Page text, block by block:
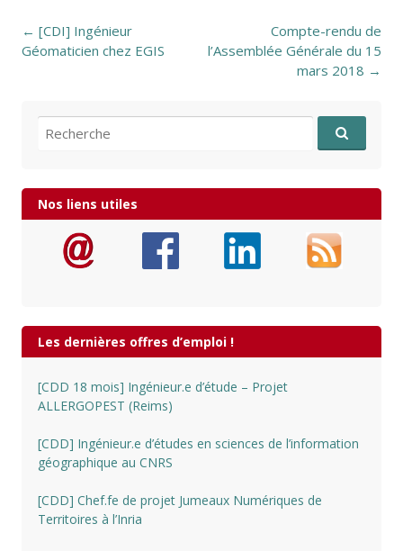
Post navigation
← [CDI] Ingénieur
Géomaticien chez EGIS
Compte-rendu de
l’Assemblée Générale du 15
mars 2018 →
Recherche pour:
Nos liens utiles
Les dernières offres d’emploi !
[CDD 18 mois] Ingénieur.e d’étude – Projet
ALLERGOPEST (Reims)
[CDD] Ingénieur.e d’études en sciences de l’information
géographique au CNRS
[CDD] Chef.fe de projet Jumeaux Numériques de
Territoires à l’Inria